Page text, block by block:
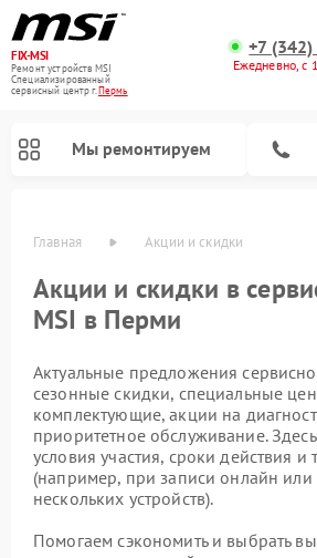
FIX-MSI
Ремонт устройств MSI
Специализированный
cервисный центр г.Пермь
+7
Ежедневно, с
Мы ремонтируем
Главная Акции и скидки
Акции и скидки в
MSI в Перми
Актуальные предложения
сезонные скидки, специальные
комплектующие, акции на
приоритетное обслуживание.
условия участия, сроки действия и
(например, при записи онлайн или
нескольких устройств).
Помогаем сэкономить и выбрать